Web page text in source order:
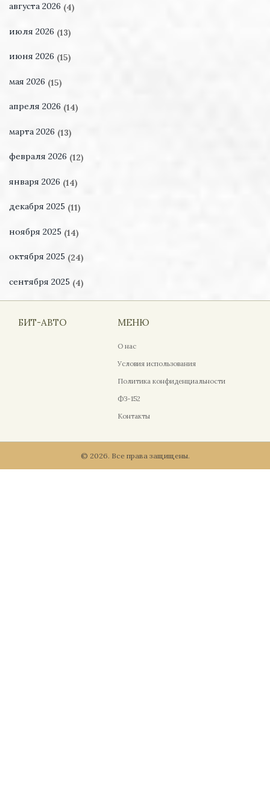
августа 2026 (4)
июля 2026 (13)
июня 2026 (15)
мая 2026 (15)
апреля 2026 (14)
марта 2026 (13)
февраля 2026 (12)
января 2026 (14)
декабря 2025 (11)
ноября 2025 (14)
октября 2025 (24)
сентября 2025 (4)
БИТ-АВТО МЕНЮ
О нас
Условия использования
Политика конфиденциальности
ФЗ-152
Контакты
© 2026. Все права защищены.